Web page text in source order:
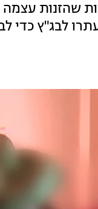
שהזנות
לבג"ץ כדי